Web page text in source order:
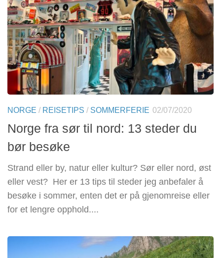
NORGE / REISETIPS / SOMMERFERIE 02/07/2020
Norge fra sør til nord: 13 steder du
bør besøke
Strand eller by, natur eller kultur? Sør eller nord, øst
eller vest? Her er 13 tips til steder jeg anbefaler å
besøke i sommer, enten det er på gjenomreise eller
for et lengre opphold....